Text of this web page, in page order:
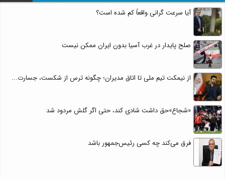
آیا سرعت گرانی واقعاً کم شده است؟
صلح پایدار در غرب آسیا بدون ایران ممکن نیست
از نیمکت تیم ملی تا اتاق مدیران؛ چگونه ترس از شکست، جسارت...
«شجاع»حق داشت شادی کند، حتی اگر گلش مردود شد
فرق می‌کند چه کسی رئیس‌جمهور باشد